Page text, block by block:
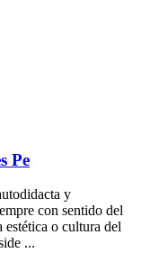
Pe
y
con sentido del
estética o cultura del
...